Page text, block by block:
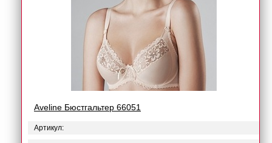
Aveline Бюстгальтер 66051
Артикул: